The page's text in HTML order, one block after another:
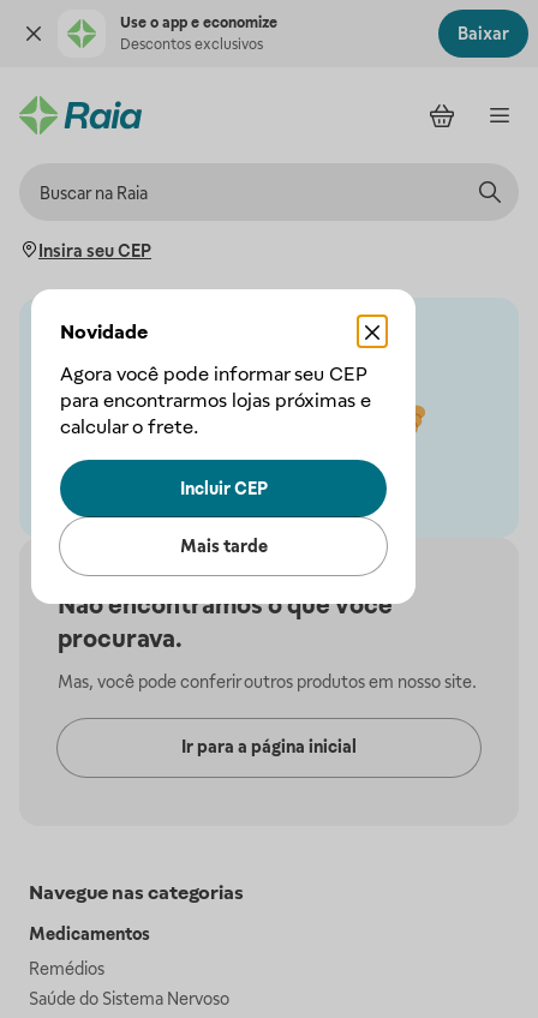
Use o app e economize
Descontos exclusivos
Baixar
Insira seu CEP
Novidade
Agora você pode informar seu CEP
para encontrarmos lojas próximas e
calcular o frete.
Incluir CEP
Mais tarde
Não encontramos o que você
procurava.
Mas, você pode conferir outros produtos em nosso site.
Ir para a página inicial
Navegue nas categorias
Medicamentos
Remédios
Saúde do Sistema Nervoso